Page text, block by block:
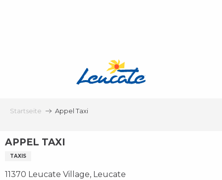
Startseite Appel Taxi
APPEL TAXI
TAXIS
11370 Leucate Village, Leucate